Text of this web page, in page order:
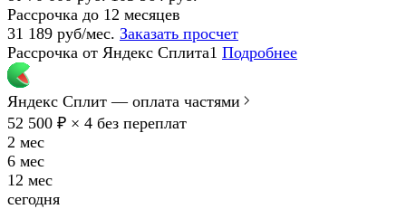
Рассрочка до 12 месяцев
31 189 руб/мес. Заказать просчет
Рассрочка от Яндекс Сплита1 Подробнее
Яндекс Сплит — оплата частями
52 500 ₽ × 4 без переплат
2 мес
6 мес
12 мес
сегодня